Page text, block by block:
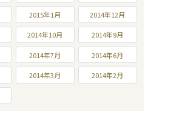
2015年1月 2014年12月
2014年10月 2014年9月
2014年7月 2014年6月
2014年3月 2014年2月